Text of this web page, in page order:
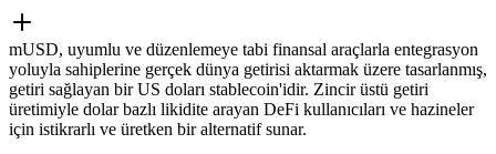
mUSD, uyumlu ve düzenlemeye tabi finansal araçlarla entegrasyon
yoluyla sahiplerine gerçek dünya getirisi aktarmak üzere tasarlanmış,
getiri sağlayan bir US doları stablecoin'idir. Zincir üstü getiri
üretimiyle dolar bazlı likidite arayan DeFi kullanıcıları ve hazineler
için istikrarlı ve üretken bir alternatif sunar.